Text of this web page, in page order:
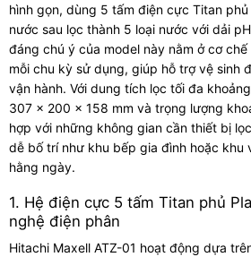
hình gọn, dùng 5 tấm điện cực Titan
nước sau lọc thành 5 loại nước với dải
đáng chú ý của model này nằm ở cơ
mỗi chu kỳ sử dụng, giúp hỗ trợ vệ sinh
vận hành. Với dung tích lọc tối đa
307 × 200 × 158 mm và trọng lượng
hợp với những không gian cần thiết bị
dễ bố trí như khu bếp gia đình hoặc khu
hằng ngày.
1. Hệ điện cực 5 tấm Titan phủ
nghệ điện phân
Hitachi Maxell ATZ-01 hoạt động dựa